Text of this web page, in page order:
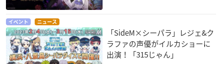
イベント ニュース
「SideM×シーパラ」レジェ&ク
ラファの声優がイルカショーに
出演！「315じゃん」